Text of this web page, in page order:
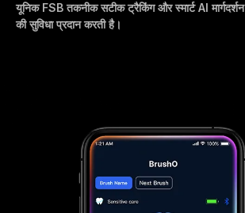
यूनिक FSB तकनीक सटीक ट्रैकिंग और स्मार्ट AI मार्गदर्शन
की सुविधा प्रदान करती है।